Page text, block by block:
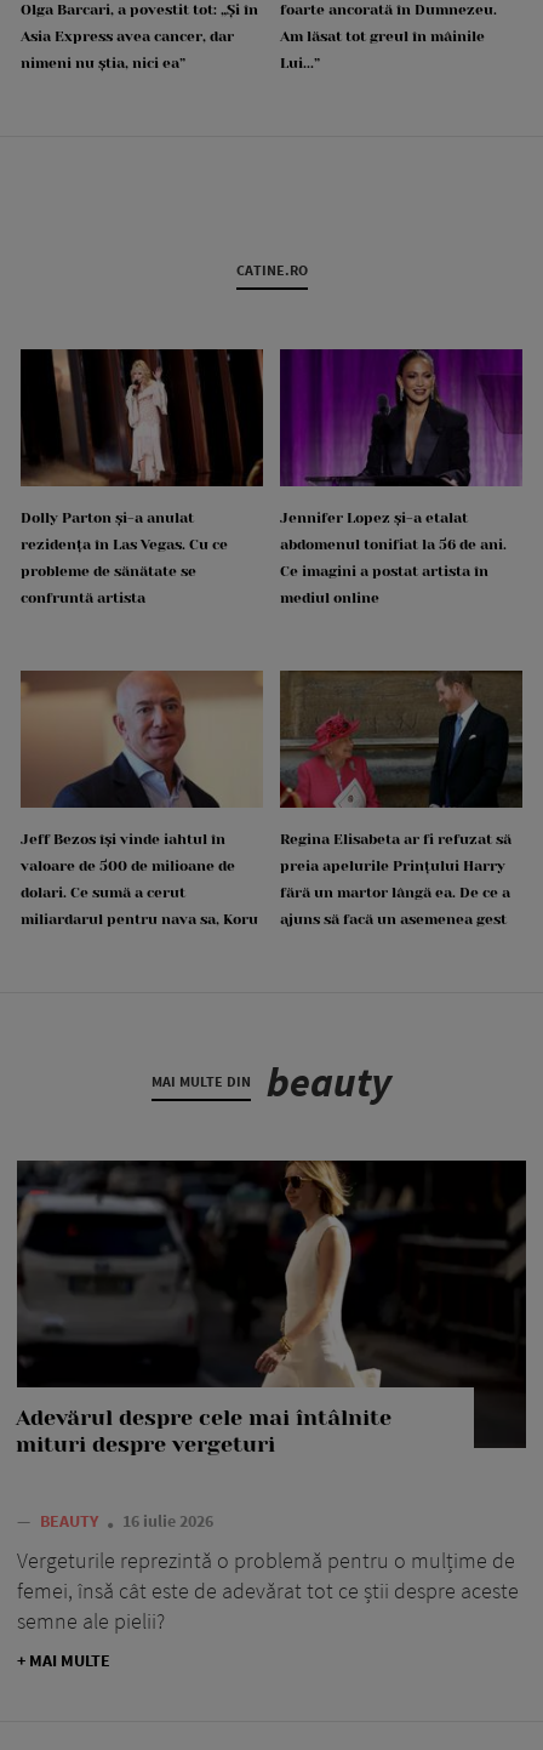
Olga Barcari, a povestit tot: „Și în
Asia Express avea cancer, dar
nimeni nu știa, nici ea”
foarte ancorată în Dumnezeu.
Am lăsat tot greul în mâinile
Lui...”
CATINE.RO
Dolly Parton și-a anulat
rezidența în Las Vegas. Cu ce
probleme de sănătate se
confruntă artista
Jennifer Lopez și-a etalat
abdomenul tonifiat la 56 de ani.
Ce imagini a postat artista în
mediul online
Jeff Bezos își vinde iahtul în
valoare de 500 de milioane de
dolari. Ce sumă a cerut
miliardarul pentru nava sa, Koru
Regina Elisabeta ar fi refuzat să
preia apelurile Prințului Harry
fără un martor lângă ea. De ce a
ajuns să facă un asemenea gest
MAI MULTE DIN beauty
Adevărul despre cele mai întâlnite
mituri despre vergeturi
— BEAUTY 16 iulie 2026
Vergeturile reprezintă o problemă pentru o mulțime de
femei, însă cât este de adevărat tot ce știi despre aceste
semne ale pielii?
+ MAI MULTE